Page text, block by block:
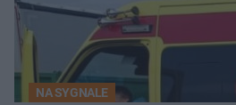
NA SYGNALE